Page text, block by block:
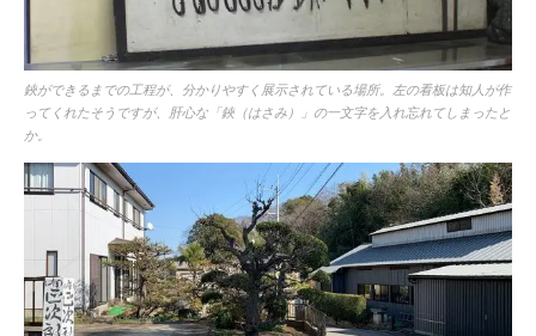
鋏ができるまでの工程が、分かりやすく展示されている場所。左の看板は知人が作
ってくれたそうですが、肝心な「鋏（はさみ）」の一文字を入れ忘れてしまったと
か。